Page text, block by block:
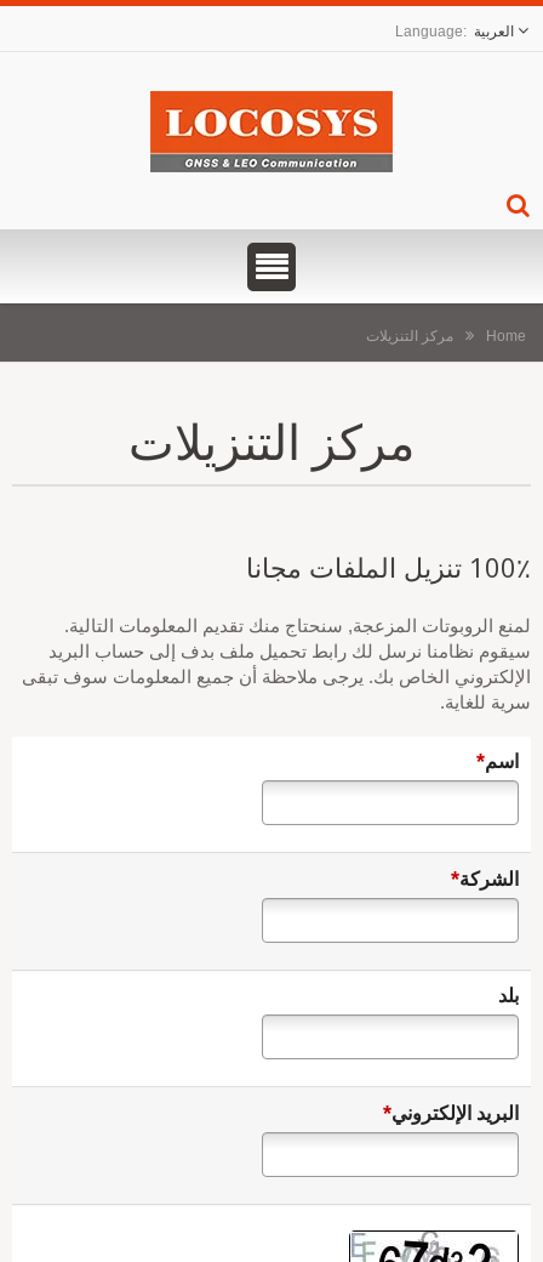
العربية
Home مركز التنزيلات
مركز التنزيلات
100٪ تنزيل الملفات مجانا
لمنع الروبوتات المزعجة, سنحتاج منك تقديم المعلومات التالية.
سيقوم نظامنا نرسل لك رابط تحميل ملف بدف إلى حساب البريد
الإلكتروني الخاص بك. يرجى ملاحظة أن جميع المعلومات سوف تبقى
سرية للغاية.
اسم*
الشركة*
بلد
البريد الإلكتروني*